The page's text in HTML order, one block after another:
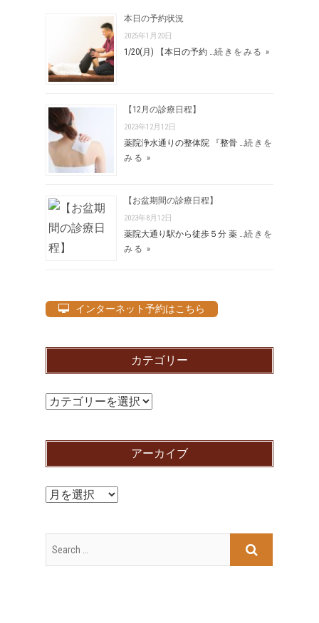
本日の予約状況
2025年1月20日
1/20(月) 【本日の予約 …続きをみる »
【12月の診療日程】
2023年12月12日
薬院浄水通りの整体院 『整骨 …続きを
みる »
【お盆期間の診療日程】
2023年8月12日
薬院大通り駅から徒歩５分 薬 …続きを
みる »
インターネット予約はこちら
カテゴリー
カ
ゴ
アーカイブ
ア
カ
イ